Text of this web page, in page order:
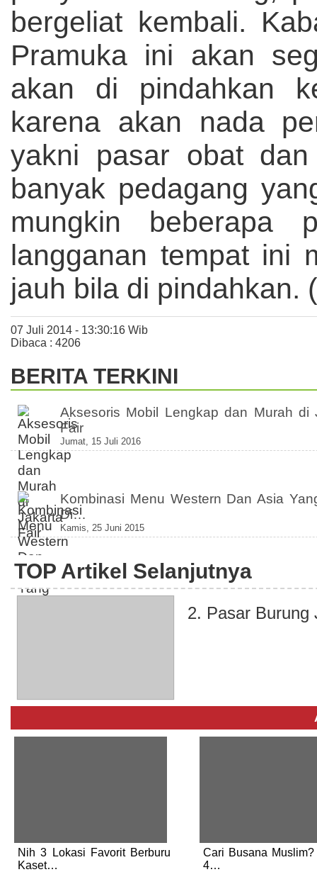
bergeliat kembali.
Pramuka ini akan
akan di pindahkan
karena akan nada
yakni pasar obat
banyak pedagang
mungkin beberapa
langganan tempat ini
jauh bila di pindahkan.
07 Juli 2014 - 13:30:16 Wib
Dibaca : 4206
BERITA TERKINI
Aksesoris Mobil Lengkap dan Murah di
Fair
Jumat, 15 Juli 2016
Kombinasi Menu Western Dan Asia
Di…
Kamis, 25 Juni 2015
TOP Artikel Selanjutnya
2. Pasar Burung
Nih 3 Lokasi Favorit Berburu
Kaset…
Cari Busana
4…